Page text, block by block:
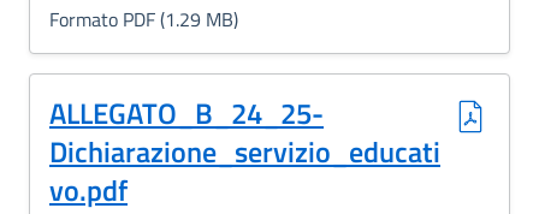
Formato PDF (1.29 MB)
ALLEGATO_B_24_25-
Dichiarazione_servizio_educati
vo.pdf
(Formato PDF, 1.00 MB)